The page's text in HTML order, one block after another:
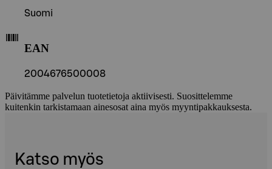
Suomi
EAN
2004676500008
Päivitämme palvelun tuotetietoja aktiivisesti. Suosittelemme
kuitenkin tarkistamaan ainesosat aina myös myyntipakkauksesta.
Katso myös